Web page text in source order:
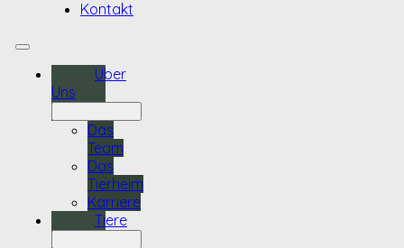
Kontakt
Über
Uns
Das
Team
Das
Tierheim
Karriere
Tiere